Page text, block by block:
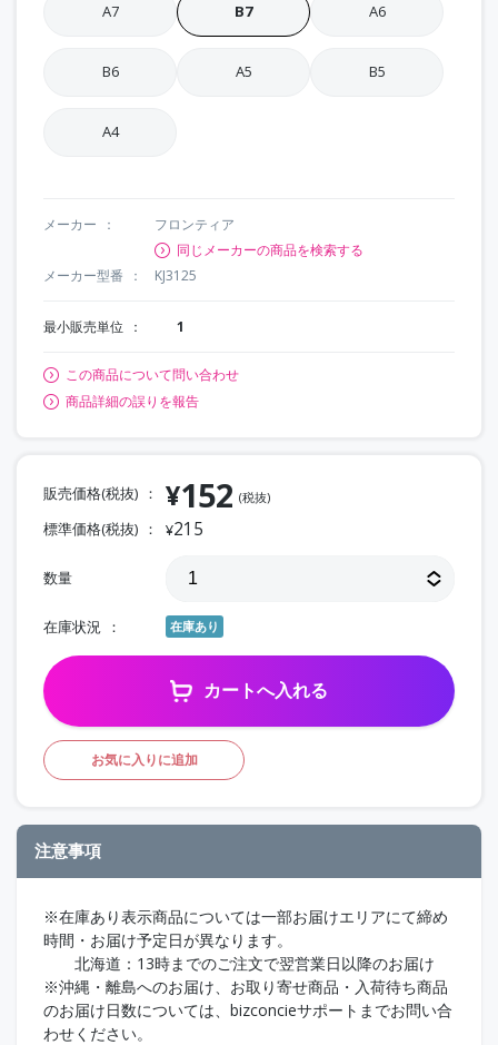
A7 B7 A6
B6 A5 B5
A4
メーカー
フロンティア
同じメーカーの商品を検索する
メーカー型番
KJ3125
最小販売単位 1
この商品について問い合わせ
商品詳細の誤りを報告
販売価格(税抜) ¥152 (税抜)
標準価格(税抜) ¥215
数量
在庫状況 在庫あり
カートへ入れる
お気に入りに追加
注意事項
※在庫あり表示商品については一部お届けエリアにて締め
時間・お届け予定日が異なります。
北海道：13時までのご注文で翌営業日以降のお届け
※沖縄・離島へのお届け、お取り寄せ商品・入荷待ち商品
のお届け日数については、bizconcieサポートまでお問い合
わせください。